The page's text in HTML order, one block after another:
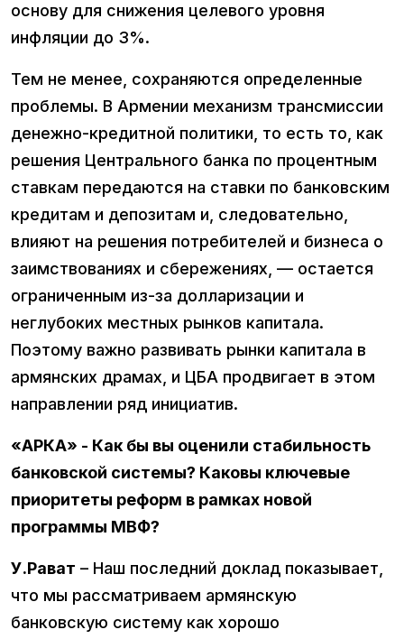
основу для снижения целевого уровня
инфляции до 3%.
Тем не менее, сохраняются определенные
проблемы. В Армении механизм трансмиссии
денежно-кредитной политики, то есть то, как
решения Центрального банка по процентным
ставкам передаются на ставки по банковским
кредитам и депозитам и, следовательно,
влияют на решения потребителей и бизнеса о
заимствованиях и сбережениях, — остается
ограниченным из-за долларизации и
неглубоких местных рынков капитала.
Поэтому важно развивать рынки капитала в
армянских драмах, и ЦБА продвигает в этом
направлении ряд инициатив.
«АРКА» - Как бы вы оценили стабильность
банковской системы? Каковы ключевые
приоритеты реформ в рамках новой
программы МВФ?
У.Рават – Наш последний доклад показывает,
что мы рассматриваем армянскую
банковскую систему как хорошо